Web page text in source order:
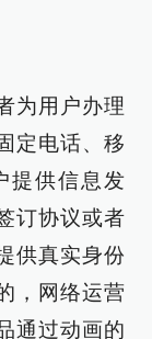
为用户办理
定电话、移
提供信息发
订协议或者
供真实身份
，网络运营
通过动画的